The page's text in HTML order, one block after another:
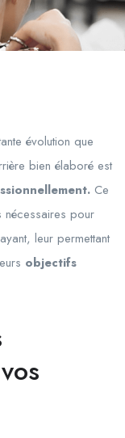
évolution que
bien élaboré est
Ce
nécessaires pour
leur permettant
objectifs